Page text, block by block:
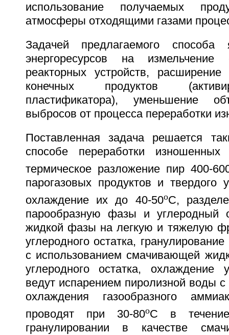
использование получаемых
атмосферы отходящими газами
Задачей предлагаемого способа
энергоресурсов на
реакторных устройств,
конечных продуктов
пластификатора), уменьшение
выбросов от процесса переработки
Поставленная задача решается
способе переработки
термическое разложение пир 400-
парогазовых продуктов и твердого
охлаждение их до 40-50oC,
парообразную фазы и углеродный
жидкой фазы на легкую и тяжелую
углеродного остатка, гранулирование
с использованием смачивающей
углеродного остатка, охлаждение
ведут испарением пиролизной воды
охлаждения газообразного
проводят при 30-80oC в
гранулировании в качестве